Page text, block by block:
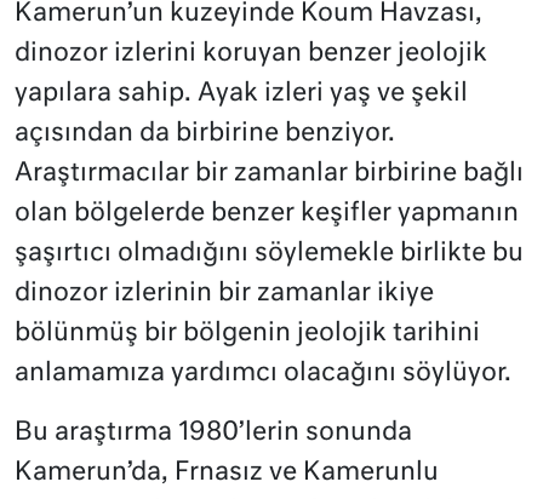
Kamerun’un kuzeyinde Koum Havzası,
dinozor izlerini koruyan benzer jeolojik
yapılara sahip. Ayak izleri yaş ve şekil
açısından da birbirine benziyor.
Araştırmacılar bir zamanlar birbirine bağlı
olan bölgelerde benzer keşifler yapmanın
şaşırtıcı olmadığını söylemekle birlikte bu
dinozor izlerinin bir zamanlar ikiye
bölünmüş bir bölgenin jeolojik tarihini
anlamamıza yardımcı olacağını söylüyor.
Bu araştırma 1980’lerin sonunda
Kamerun’da, Frnasız ve Kamerunlu